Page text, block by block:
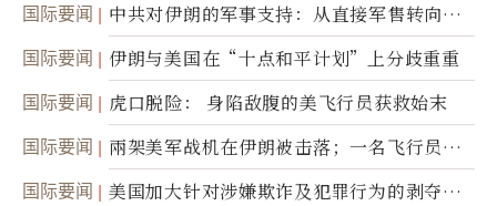
国际要闻
中共对伊朗的军事支持：从直接军售转向间
接技术转让
国际要闻 伊朗与美国在“十点和平计划”上分歧重重
国际要闻 虎口脱险： 身陷敌腹的美飞行员获救始末
国际要闻
兩架美军战机在伊朗被击落；一名飞行员失
踪
国际要闻
美国加大针对涉嫌欺诈及犯罪行为的剥夺公